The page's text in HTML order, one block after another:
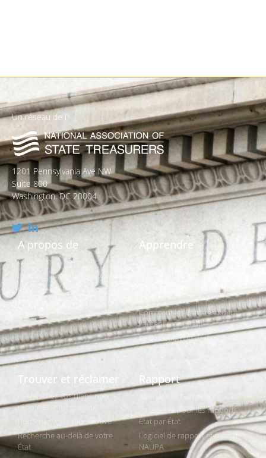
Un réseau de l
1201 Pennsylvania Ave NW
Suite 800
Washington, DC 20004
A propos de
Qui sommes-nous ?
Leadership et plan stratégique
Politiques et législation
Apprendre
Qu'est-ce qu'un bien non
La recherche est-elle vraiment
Comment les États restituent
l'argent manquant
Réclamation ou déclaration
Trouver et réclamer
Recherchez vos biens non
réclamés (c'est gratuit)
Réclamez votre bien trouvé
Recherche au-delà de votre
État
Rapport
Ressource pour les rapports
État par État
Logiciel de rapport et format
NAUPA